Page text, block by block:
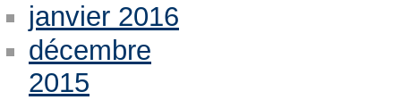
janvier 2016
décembre
2015